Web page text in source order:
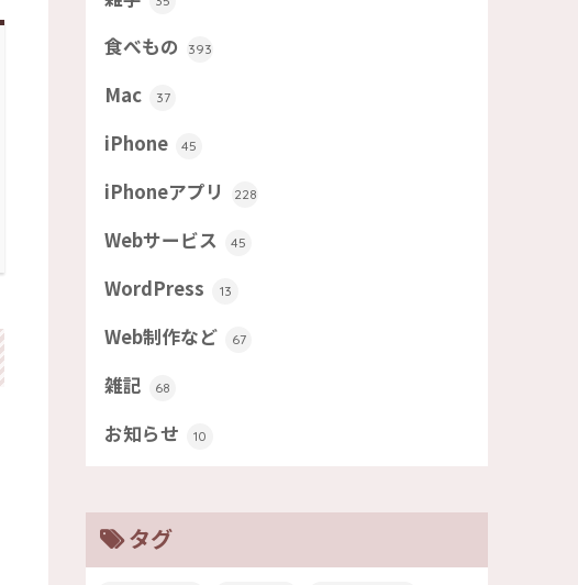
食べもの 393
Mac 37
iPhone 45
iPhoneアプリ 228
Webサービス 45
WordPress 13
Web制作など 67
雑記 68
お知らせ 10
タグ